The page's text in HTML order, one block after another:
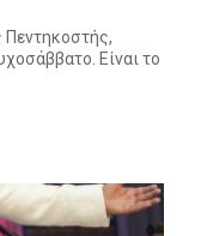
Πεντηκοστής,
Είναι το